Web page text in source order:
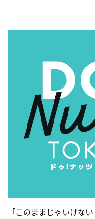
「このままじゃいけな